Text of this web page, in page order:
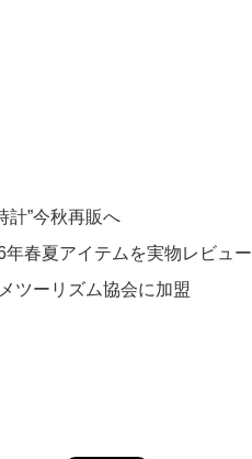
計”今秋再販へ
年春夏アイテムを実物レビュー
ツーリズム協会に加盟